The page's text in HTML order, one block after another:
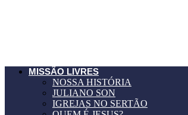
MISSÃO LIVRES
NOSSA HISTÓRIA
JULIANO SON
IGREJAS NO SERTÃO